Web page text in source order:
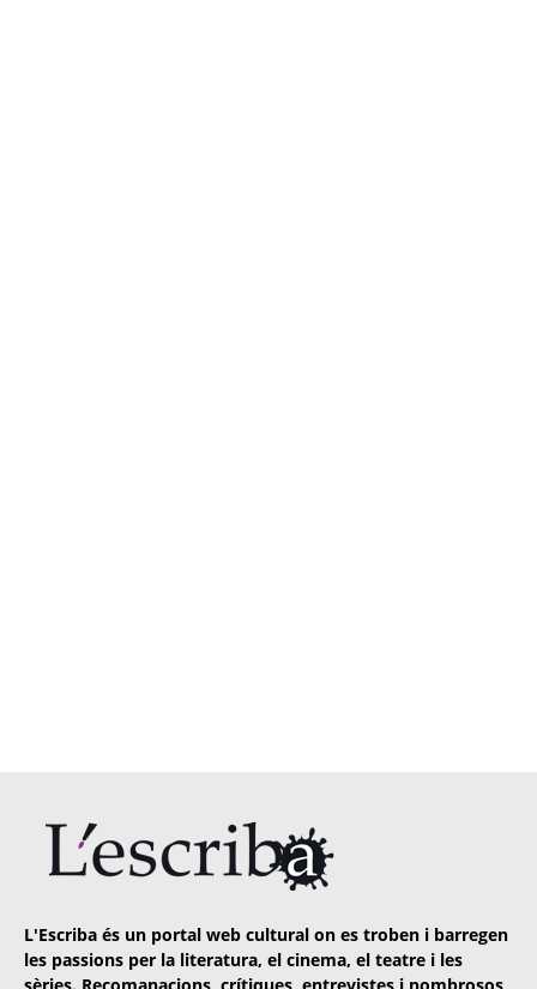
L'Escriba és un portal web cultural on es troben i barregen
les passions per la literatura, el cinema, el teatre i les
sèries. Recomanacions, crítiques, entrevistes i nombrosos